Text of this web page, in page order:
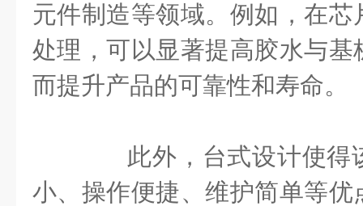
元件制造等领域。例如，在
处理，可以显著提高胶水与
而提升产品的可靠性和寿命。
此外，台式设计使得
小、操作便捷、维护简单等